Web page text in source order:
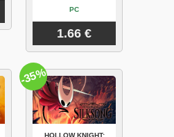
PC
1.66 €
HOLLOW KNIGHT:
-35%